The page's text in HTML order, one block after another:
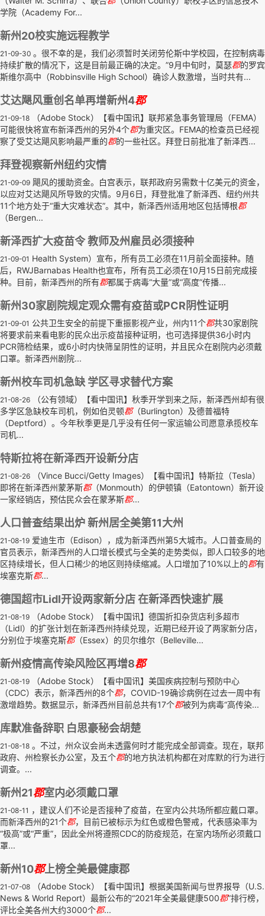
学院（Academy For...
新州20校实施远程教学
21-09-30 。很不幸的是，我们必须暂时关闭劳伦斯中学校园，在控制病毒
持续扩散的情况下，这是目前最正确的决定。”9月中旬时，莫瑟郡的罗宾
斯维尔高中（Robbinsville High School）确诊人数激增，当时共有...
艾达飓风重创名单再增新州4郡
21-09-18 （Adobe Stock）【看中国讯】联邦紧急事务管理局（FEMA）
可能很快将宣布新泽西州的另外4个郡为重灾区。FEMA的检查员已经视
察了受艾达飓风影响最严重的郡的一些社区。拜登日前批准了新泽西...
拜登视察新州纽约灾情
21-09-09 飓风的援助资金。白宫表示，联邦政府另需数十亿美元的资金，
以应对艾达飓风所导致的灾情。9月6日，拜登批准了新泽西、纽约州共
11个地方处于“重大灾难状态”。其中，新泽西州适用地区包括博根郡
（Bergen...
新泽西扩大疫苗令 教师及州雇员必须接种
21-09-01 Health System）宣布，所有员工必须在11月前全面接种。随
后，RWJBarnabas Health也宣布，所有员工必须在10月15日前完成接
种。目前，新泽西州的所有郡都属于病毒“大量”或“高度”传播...
新州30家剧院规定观众需有疫苗或PCR阴性证明
21-09-01 公共卫生安全的前提下重振影视产业，州内11个郡共30家剧院
将要求前来看电影的民众出示疫苗接种证明，也可选择提供36小时内
PCR筛检结果，或6小时内快筛呈阴性的证明，并且民众在剧院内必须戴
口罩。新泽西州剧院...
新州校车司机急缺 学区寻求替代方案
21-08-26 （公有领域）【看中国讯】秋季开学到来之际，新泽西州却有很
多学区急缺校车司机，例如伯灵顿郡（Burlington）及德普福特
（Deptford）。今年秋季更是几乎没有任何一家运输公司愿意承揽校车
司机...
特斯拉将在新泽西开设新分店
21-08-26 （Vince Bucci/Getty Images）【看中国讯】特斯拉（Tesla）
即将在新泽西州蒙茅斯郡（Monmouth）的伊顿镇（Eatontown）新开设
一家经销店，预估民众会在蒙茅斯郡...
人口普查结果出炉 新州居全美第11大州
21-08-19 爱迪生市（Edison），成为新泽西州第5大城市。人口普查局的
官员表示，新泽西州的人口增长模式与全美的走势类似，即人口较多的地
区持续增长，但人口稀少的地区则持续缩减。人口增加了10%以上的郡有
埃塞克斯郡...
德国超市Lidl开设两家新分店 在新泽西快速扩展
21-08-19 （Adobe Stock）【看中国讯】德国折扣杂货店利多超市
（Lidl）的扩张计划在新泽西州持续兑现，近期已经开设了两家新分店，
分别位于埃塞克斯郡（Essex）的贝尔维尔（Belleville...
新州疫情高传染风险区再增8郡
21-08-19 （Adobe Stock）【看中国讯】美国疾病控制与预防中心
（CDC）表示，新泽西州的8个郡，COVID-19确诊病例在过去一周中有
激增趋势。数据显示，新泽西州目前总共有17个郡被列为病毒“高传染...
库默准备辞职 白思豪秘会胡楚
21-08-18 。不过，州众议会尚未透露何时才能完成全部调查。现在，联邦
政府、州检察长办公室，及五个郡的地方执法机构都在对库默的行为进行
调查。...
新州21郡室内必须戴口罩
21-08-11 ，建议人们不论是否接种了疫苗，在室内公共场所都应戴口罩。
而新泽西州的21个郡，目前已被标示为红色或橙色警戒，代表感染率为
“极高”或“严重”，因此全州将遵照CDC的防疫规范，在室内场所必须戴口
罩...
新州10郡上榜全美最健康郡
21-07-08 （Adobe Stock）【看中国讯】根据美国新闻与世界报导（U.S.
News & World Report）最新公布的“2021年全美最健康500郡”排行榜，
评比全美各州大约3000个郡...